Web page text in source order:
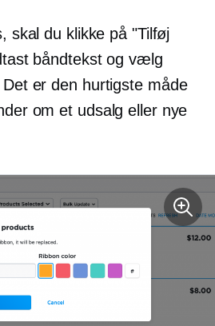
skal du klikke på "Tilføj
båndtekst og vælg
er den hurtigste måde
om et udsalg eller nye